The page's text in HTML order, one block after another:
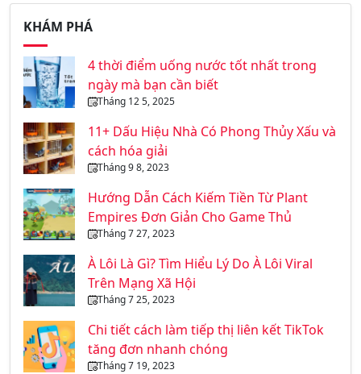
KHÁM PHÁ
4 thời điểm uống nước tốt nhất trong
ngày mà bạn cần biết
Tháng 12 5, 2025
11+ Dấu Hiệu Nhà Có Phong Thủy Xấu và
cách hóa giải
Tháng 9 8, 2023
Hướng Dẫn Cách Kiếm Tiền Từ Plant
Empires Đơn Giản Cho Game Thủ
Tháng 7 27, 2023
À Lôi Là Gì? Tìm Hiểu Lý Do À Lôi Viral
Trên Mạng Xã Hội
Tháng 7 25, 2023
Chi tiết cách làm tiếp thị liên kết TikTok
tăng đơn nhanh chóng
Tháng 7 19, 2023